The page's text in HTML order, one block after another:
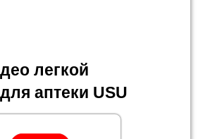
легкой
аптеки USU